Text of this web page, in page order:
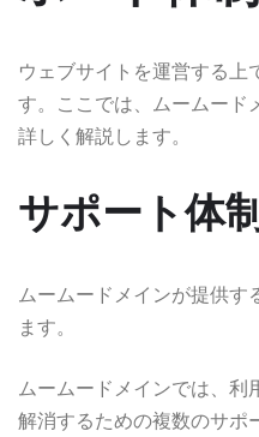
ウェブサイトを運営する
す。ここでは、ムームード
詳しく解説します。
サポート体
ムームードメインが提供す
ます。
ムームードメインでは、利
解消するための複数のサポ